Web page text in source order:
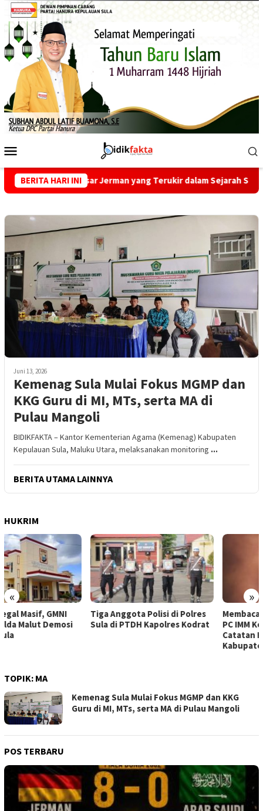
Loncat
konten
Mobile
BERITA HARI INI
Besar Jerman yang Terukir dalam Sejarah Sepak Bola
Juni 13, 2026
Kemenag Sula Mulai Fokus MGMP dan
KKG Guru di MI, MTs, serta MA di
Pulau Mangoli
BIDIKFAKTA – Kantor Kementerian Agama (Kemenag) Kabupaten
Kepulauan Sula, Maluku Utara, melaksanakan monitoring ...
BERITA UTAMA LAINNYA
HUKRIM
« »
Tiga Anggota Polisi di Polres
Sula di PTDH Kapolres Kodrat
Membaca Dugaan Pemukulan
PC IMM Kepulauan Sula. (
Kabupaten Kepulauan Sula )
TOPIK: MA
Kemenag Sula Mulai Fokus MGMP dan KKG
Guru di MI, MTs, serta MA di Pulau Mangoli
POS TERBARU